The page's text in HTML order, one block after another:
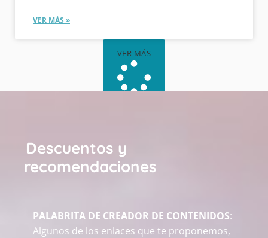
VER MÁS »
VER MÁS
Descuentos y
recomendaciones
PALABRITA DE CREADOR DE CONTENIDOS:
Algunos de los enlaces que te proponemos,